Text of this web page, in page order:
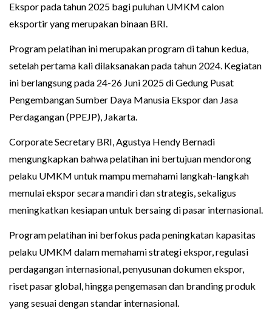
Ekspor pada tahun 2025 bagi puluhan UMKM calon
eksportir yang merupakan binaan BRI.
Program pelatihan ini merupakan program di tahun kedua,
setelah pertama kali dilaksanakan pada tahun 2024. Kegiatan
ini berlangsung pada 24-26 Juni 2025 di Gedung Pusat
Pengembangan Sumber Daya Manusia Ekspor dan Jasa
Perdagangan (PPEJP), Jakarta.
Corporate Secretary BRI, Agustya Hendy Bernadi
mengungkapkan bahwa pelatihan ini bertujuan mendorong
pelaku UMKM untuk mampu memahami langkah-langkah
memulai ekspor secara mandiri dan strategis, sekaligus
meningkatkan kesiapan untuk bersaing di pasar internasional.
Program pelatihan ini berfokus pada peningkatan kapasitas
pelaku UMKM dalam memahami strategi ekspor, regulasi
perdagangan internasional, penyusunan dokumen ekspor,
riset pasar global, hingga pengemasan dan branding produk
yang sesuai dengan standar internasional.